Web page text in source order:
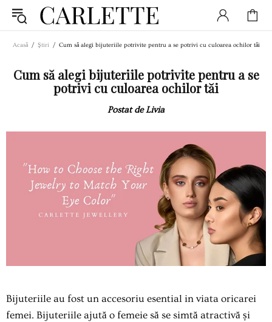
Acasă Ştiri Cum să alegi bijuteriile potrivite pentru a se potrivi cu culoarea ochilor tăi
Cum să alegi bijuteriile potrivite pentru a se
potrivi cu culoarea ochilor tăi
Postat de Livia
Bijuteriile au fost un accesoriu esential in viata oricarei
femei. Bijuteriile ajută o femeie să se simtă atractivă și